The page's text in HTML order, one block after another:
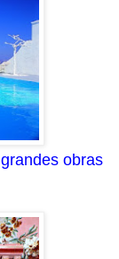
ndes obras